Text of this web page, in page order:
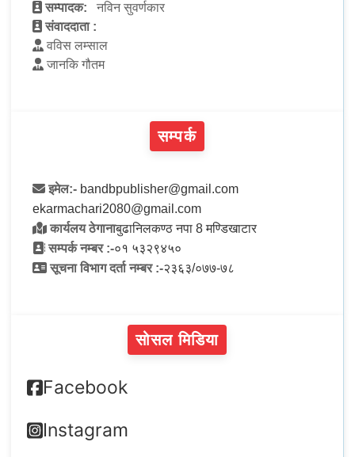
सम्पादक:
नविन सुवर्णकार
संवाददाता :
वविस लम्साल
जानकि गौतम
सम्पर्क
इमेल:- bandbpublisher@gmail.com
ekarmachari2080@gmail.com
कार्यलय ठेगानाबुढानिलकण्ठ नपा 8 मण्डिखाटार
सम्पर्क नम्बर :-०१ ५३२९४५०
सूचना विभाग दर्ता नम्बर :-२३६३/०७७-७८
सोसल मिडिया
Facebook
Instagram